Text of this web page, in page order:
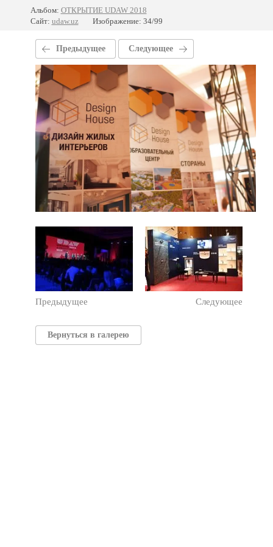
Альбом: ОТКРЫТИЕ UDAW 2018
Сайт: udaw.uz Изображение: 34/99
Предыдущее Следующее
Предыдущее Следующее
Вернуться в галерею